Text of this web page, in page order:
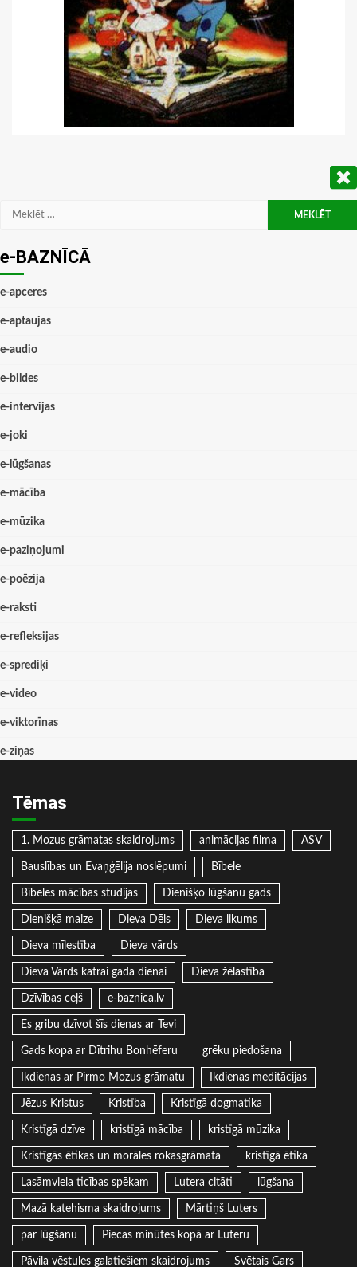
Meklēt:
e-BAZNĪCĀ
e-apceres
e-aptaujas
e-audio
e-bildes
e-intervijas
e-joki
e-lūgšanas
e-mācība
e-mūzika
e-paziņojumi
e-poēzija
e-raksti
e-refleksijas
e-sprediķi
e-video
e-viktorīnas
e-ziņas
Tēmas
1. Mozus grāmatas skaidrojums animācijas filma ASV
Bauslības un Evaņģēlija noslēpumi Bībele
Bībeles mācības studijas Dienišķo lūgšanu gads
Dienišķā maize Dieva Dēls Dieva likums
Dieva mīlestība Dieva vārds
Dieva Vārds katrai gada dienai Dieva žēlastība
Dzīvības ceļš e-baznica.lv
Es gribu dzīvot šīs dienas ar Tevi
Gads kopa ar Dītrihu Bonhēferu grēku piedošana
Ikdienas ar Pirmo Mozus grāmatu Ikdienas meditācijas
Jēzus Kristus Kristība Kristīgā dogmatika
Kristīgā dzīve kristīgā mācība kristīgā mūzika
Kristīgās ētikas un morāles rokasgrāmata kristīgā ētika
Lasāmviela ticības spēkam Lutera citāti lūgšana
Mazā katehisma skaidrojums Mārtiņš Luters
par lūgšanu Piecas minūtes kopā ar Luteru
Pāvila vēstules galatiešiem skaidrojums Svētais Gars